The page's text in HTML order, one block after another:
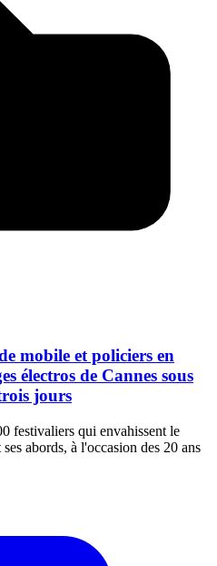
mobile et policiers en
électros de Cannes sous
jours
festivaliers qui envahissent le
abords, à l'occasion des 20 ans